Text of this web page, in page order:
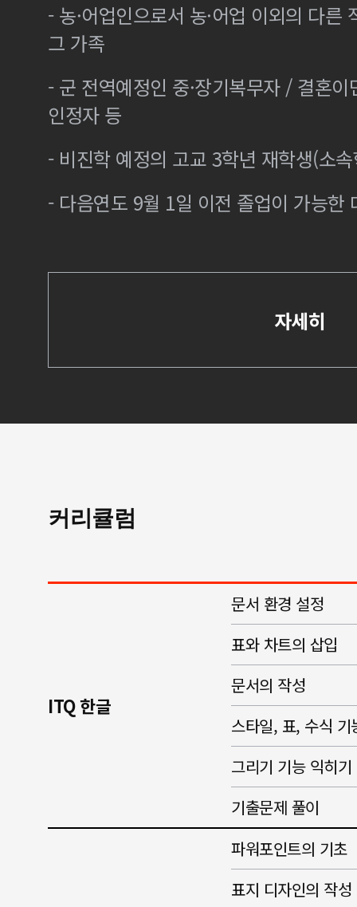
- 농·어업인으로서 농·어업 이외의 다른
그 가족
- 군 전역예정인 중·장기복무자 / 결혼
인정자 등
- 비진학 예정의 고교 3학년 재학생(소
- 다음연도 9월 1일 이전 졸업이 가능한
자세히
커리큘럼
ITQ 한글
문서 환경 설정
표와 차트의 삽입
문서의 작성
스타일, 표, 수식 기
그리기 기능 익히기
기출문제 풀이
파워포인트의 기초
표지 디자인의 작성